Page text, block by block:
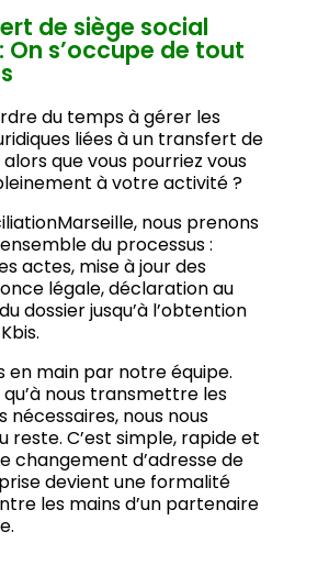
de siège social
On s’occupe de tout
du temps à gérer les
liées à un transfert de
que vous pourriez vous
à votre activité ?
nous prenons
du processus :
actes, mise à jour des
légale, déclaration au
dossier jusqu’à l’obtention
en main par notre équipe.
qu’à nous transmettre les
nécessaires, nous nous
reste. C’est simple, rapide et
changement d’adresse de
devient une formalité
les mains d’un partenaire